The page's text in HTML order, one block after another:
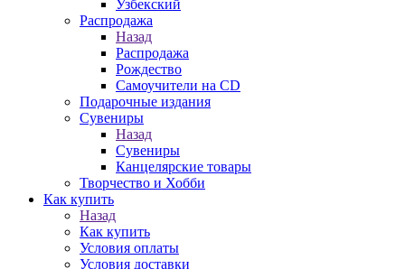
Узбекский
Распродажа
Назад
Распродажа
Рождество
Самоучители на CD
Подарочные издания
Сувениры
Назад
Сувениры
Канцелярские товары
Творчество и Хобби
Как купить
Назад
Как купить
Условия оплаты
Условия доставки